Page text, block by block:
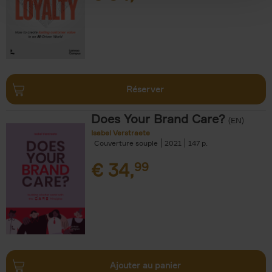
Réserver
Does Your Brand Care? (EN)
Isabel Verstraete
Couverture souple
2021 147
€ 34,99
Ajouter au panier